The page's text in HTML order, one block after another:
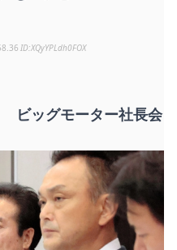
XQyYPLdh0FOX
ビッグモーター社長会